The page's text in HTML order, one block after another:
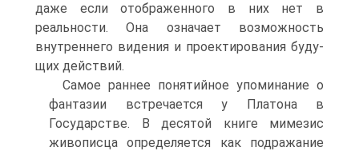
даже если отображенного в них нет в
реальности. Она означает возможность
внутреннего видения и проектирования буду­
щих действий.
Самое раннее понятийное упоминание о
фантазии встречается у Платона в
Государстве. В десятой книге мимезис
живописца опреде­ляется как подражание